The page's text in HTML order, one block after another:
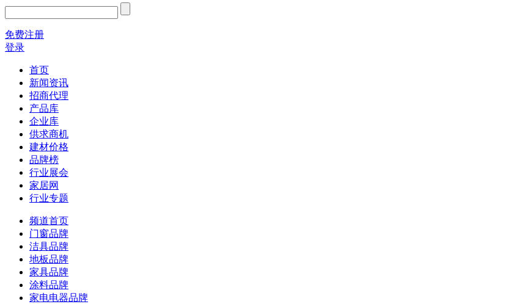
免费注册
登录
首页
新闻资讯
招商代理
产品库
企业库
供求商机
建材价格
品牌榜
行业展会
家居网
行业专题
频道首页
门窗品牌
洁具品牌
地板品牌
家具品牌
涂料品牌
家电电器品牌